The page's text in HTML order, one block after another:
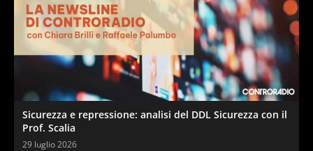
Sicurezza e repressione: analisi del DDL Sicurezza con il
Prof. Scalia
29 luglio 2026